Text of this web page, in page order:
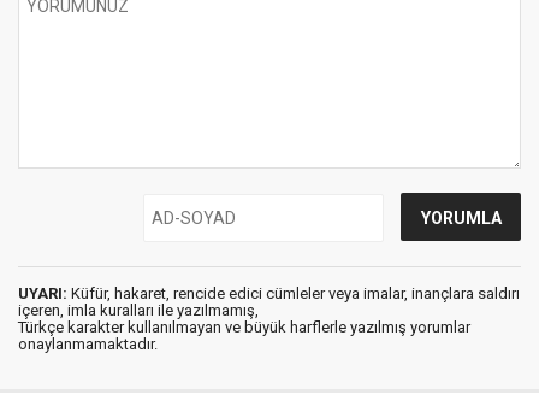
UYARI: Küfür, hakaret, rencide edici cümleler veya imalar, inançlara saldırı
içeren, imla kuralları ile yazılmamış,
Türkçe karakter kullanılmayan ve büyük harflerle yazılmış yorumlar
onaylanmamaktadır.